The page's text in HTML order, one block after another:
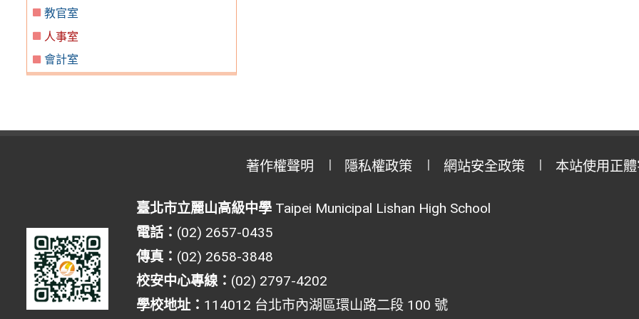
教官室
人事室
會計室
著作權聲明 隱私權政策 網站安全政策 本站使用正
臺北市立麗山高級中學Taipei Municipal Lishan High School
電話： (02) 2657-0435
傳真： (02) 2658-3848
校安中心專線： (02) 2797-4202
學校地址： 114012 台北市內湖區環山路二段 100 號